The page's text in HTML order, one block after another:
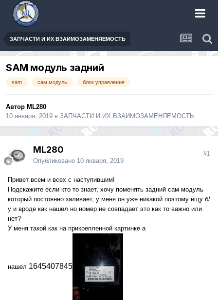
ЗАПЧАСТИ И ИХ ВЗАИМОЗАМЕНЯЕМОСТЬ
SAM модуль задний
sam сам модуль блок управления
Автор ML280
10 января, 2019 в ЗАПЧАСТИ И ИХ ВЗАИМОЗАМЕНЯЕМОСТЬ
ML280
Опубликовано 10 января, 2019
#1
Привет всем и всех с наступившим!
Подскажите если кто то знает, хочу поменять задний сам модуль
который постоянно заливает, у меня он уже никакой поэтому ищу б/
у и вроде как нашел но номер не совпадает это как то важно или
нет?
У меня такой как на прикрепленной картинке а
нашел 1645407845